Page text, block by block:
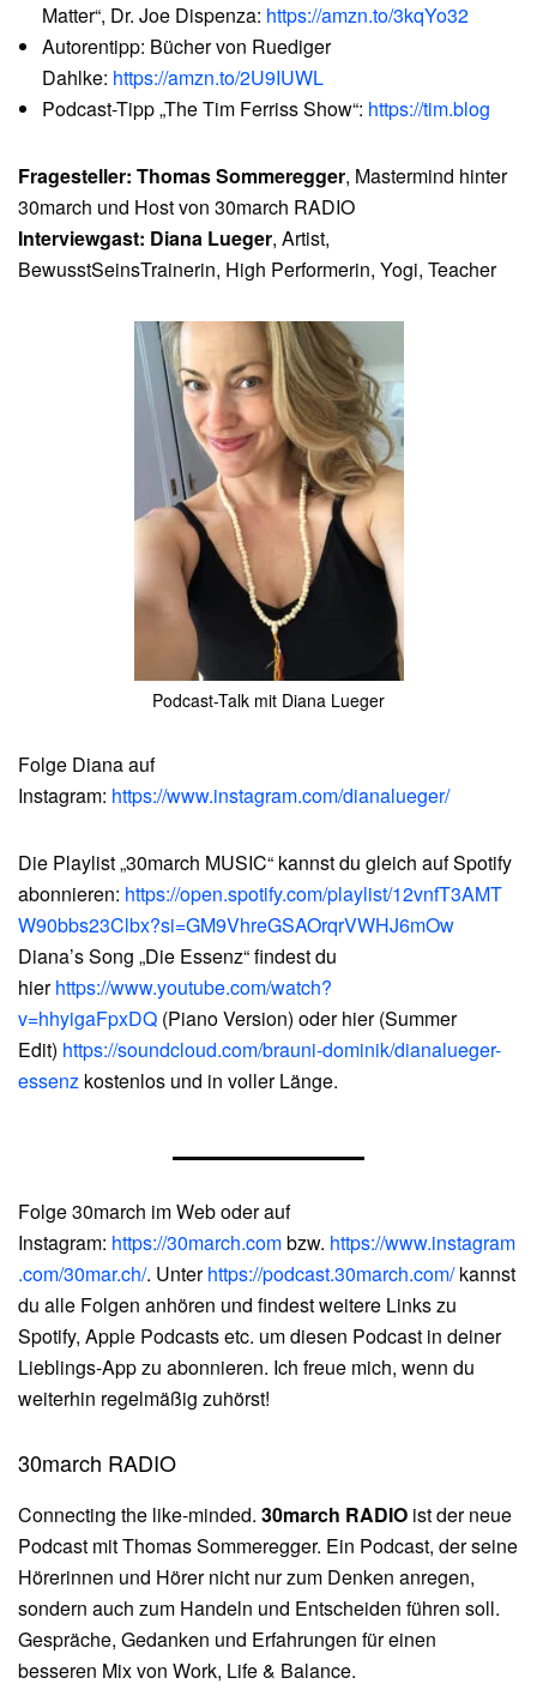
Matter“, Dr. Joe Dispenza: https://amzn.to/3kqYo32
Autorentipp: Bücher von Ruediger
Dahlke: https://amzn.to/2U9IUWL
Podcast-Tipp „The Tim Ferriss Show“: https://tim.blog
Fragesteller: Thomas Sommeregger, Mastermind hinter
30march und Host von 30march RADIO
Interviewgast: Diana Lueger, Artist,
BewusstSeinsTrainerin, High Performerin, Yogi, Teacher
Podcast-Talk mit Diana Lueger
Folge Diana auf
Instagram: https://www.instagram.com/dianalueger/
Die Playlist „30march MUSIC“ kannst du gleich auf Spotify
abonnieren: https://open.spotify.com/playlist/12vnfT3AMT
W90bbs23Clbx?si=GM9VhreGSAOrqrVWHJ6mOw
Diana’s Song „Die Essenz“ findest du
hierhttps://www.youtube.com/watch?
v=hhyigaFpxDQ (Piano Version) oder hier (Summer
Edit) https://soundcloud.com/brauni-dominik/dianalueger-
essenz kostenlos und in voller Länge.
Folge 30march im Web oder auf
Instagram: https://30march.combzw. https://www.instagram
.com/30mar.ch/. Unterhttps://podcast.30march.com/kannst
du alle Folgen anhören und findest weitere Links zu
Spotify, Apple Podcasts etc. um diesen Podcast in deiner
Lieblings-App zu abonnieren. Ich freue mich, wenn du
weiterhin regelmäßig zuhörst!
30march RADIO
Connecting the like-minded. 30march RADIO ist der neue
Podcast mit Thomas Sommeregger. Ein Podcast, der seine
Hörerinnen und Hörer nicht nur zum Denken anregen,
sondern auch zum Handeln und Entscheiden führen soll.
Gespräche, Gedanken und Erfahrungen für einen
besseren Mix von Work, Life & Balance.